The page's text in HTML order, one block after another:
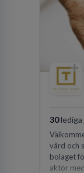
30lediga
vård och
bolaget
aktör